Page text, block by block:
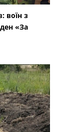
воїн з
«За